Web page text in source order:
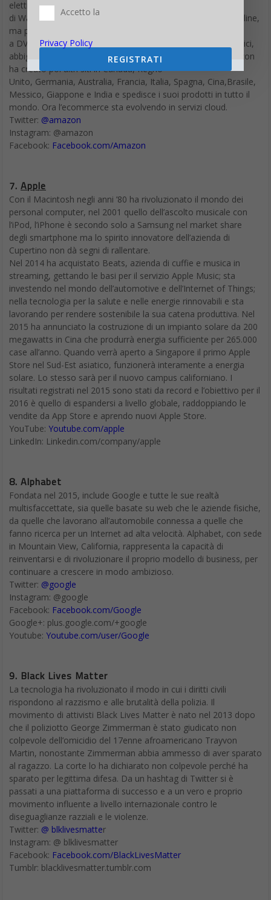
elettronico statunitense con sede a Seattle, nello stato
di Washington, Stati Uniti d’America. Partita come libreria online,
ma presto allargò la gamma dei prodotti venduti
a DVD, CD musicali, software, videogiochi, prodotti elettronici,
abbigliamento, mobilia, cibo, giocattoli e altro ancora. Amazon
ha creato poi altri siti in Canada, Regno
Unito, Germania, Australia, Francia, Italia, Spagna, Cina,Brasile,
Messico, Giappone e India e spedisce i suoi prodotti in tutto il
mondo. Ora l’ecommerce sta evolvendo in servizi cloud.
Twitter: @amazon
Instagram: @amazon
Facebook: Facebook.com/Amazon
7. Apple
Con il Macintosh negli anni ’80 ha rivoluzionato il mondo dei
personal computer, nel 2001 quello dell’ascolto musicale con
l’iPod, l’iPhone è secondo solo a Samsung nel market share
degli smartphone ma lo spirito innovatore dell’azienda di
Cupertino non dà segni di rallentare.
Nel 2014 ha acquistato Beats, azienda di cuffie e musica in
streaming, gettando le basi per il servizio Apple Music; sta
investendo nel mondo dell’automotive e dell’Internet of Things;
nella tecnologia per la salute e nelle energie rinnovabili e sta
lavorando per rendere sostenibile la sua catena produttiva. Nel
2015 ha annunciato la costruzione di un impianto solare da 200
megawatts in Cina che produrrà energia sufficiente per 265.000
case all’anno. Quando verrà aperto a Singapore il primo Apple
Store nel Sud-Est asiatico, funzionerà interamente a energia
solare. Lo stesso sarà per il nuovo campus californiano. I
risultati registrati nel 2015 sono stati da record e l’obiettivo per il
2016 è quello di espandersi a livello globale, raddoppiando le
vendite da App Store e aprendo nuovi Apple Store.
YouTube: Youtube.com/apple
LinkedIn: Linkedin.com/company/apple
8. Alphabet
Fondata nel 2015, include Google e tutte le sue realtà
multisfaccettate, sia quelle basate su web che le aziende fisiche,
da quelle che lavorano all’automobile connessa a quelle che
fanno ricerca per un Internet ad alta velocità. Alphabet, con sede
in Mountain View, California, rappresenta la capacità di
reinventarsi e di rivoluzionare il proprio modello di business, per
continuare a crescere in modo ambizioso.
Twitter: @google
Instagram: @google
Facebook: Facebook.com/Google
Google+: plus.google.com/+google
Youtube: Youtube.com/user/Google
9. Black Lives Matter
La tecnologia ha rivoluzionato il modo in cui i diritti civili
rispondono al razzismo e alle brutalità della polizia. Il
movimento di attivisti Black Lives Matter è nato nel 2013 dopo
che il poliziotto George Zimmerman è stato giudicato non
colpevole dell’omicidio del 17enne afroamericano Trayvon
Martin, nonostante Zimmerman abbia ammesso di aver sparato
al ragazzo. La corte lo ha dichiarato non colpevole perché ha
sparato per legittima difesa. Da un hashtag di Twitter si è
passati a una piattaforma di successo e a un vero e proprio
movimento influente a livello internazionale contro le
diseguaglianze razziali e le violenze.
Twitter: @ blklivesmatter
Instagram: @ blklivesmatter
Facebook: Facebook.com/BlackLivesMatter
Tumblr: blacklivesmatter.tumblr.com
Accetto la
Privacy Policy
REGISTRATI